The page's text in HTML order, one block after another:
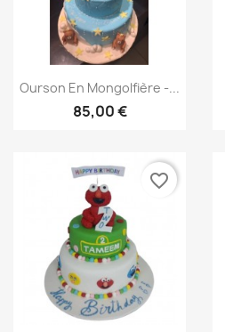
Aperçu rapide
Ourson En Mongolfière -...
85,00 €
favorite_border